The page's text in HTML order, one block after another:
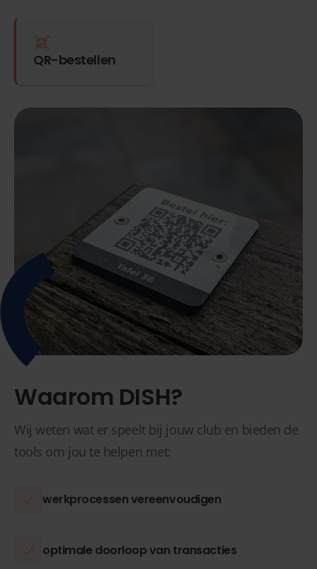
QR-bestellen
Waarom DISH?
Wij weten wat er speelt bij jouw club en bieden de
tools om jou te helpen met:
werkprocessen vereenvoudigen
optimale doorloop van transacties